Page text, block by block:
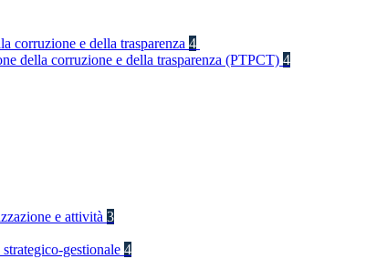
corruzione e della trasparenza 4
della corruzione e della trasparenza (PTPCT) 4
e attività 3
gestionale 4